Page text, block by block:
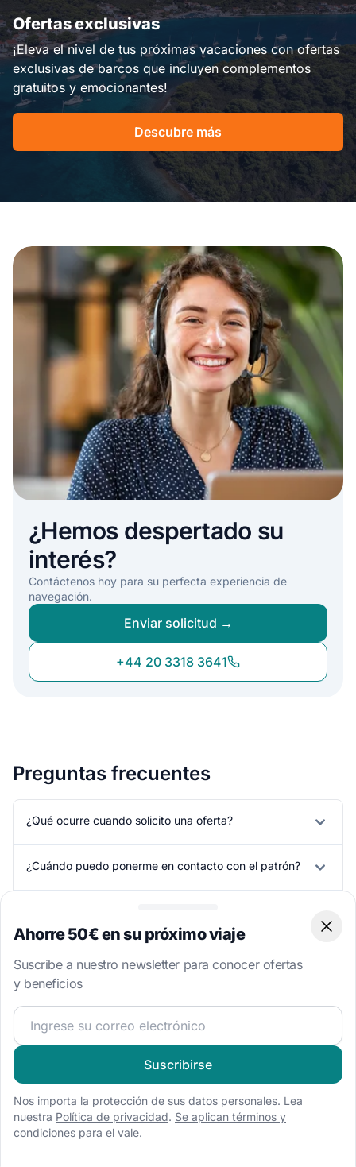
Ofertas exclusivas
¡Eleva el nivel de tus próximas vacaciones con ofertas
exclusivas de barcos que incluyen complementos
gratuitos y emocionantes!
Descubre más
¿Hemos despertado su
interés?
Contáctenos hoy para su perfecta experiencia de
navegación.
Enviar solicitud →
+44 20 3318 3641
Preguntas frecuentes
¿Qué ocurre cuando solicito una oferta?
¿Cuándo puedo ponerme en contacto con el patrón?
Más Alquiler de Barcos: Villasimius
Buscar por Tipo de Barco Destinos Cercanos
Alquiler neumática
Ahorre 50€ en su próximo viaje
Suscribe a nuestro newsletter para conocer ofertas
y beneficios
¡Únete a nuestra comunidad náutica y recibe contenido
Suscribirse
Nos importa la protección de sus datos personales. Lea
nuestra Política de privacidad. Se aplican términos y
condiciones para el vale.